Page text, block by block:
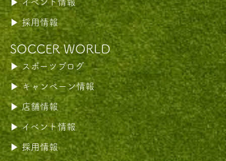
採用情報
SOCCER WORLD
スポーツブログ
キャンペーン情報
店舗情報
イベント情報
採用情報